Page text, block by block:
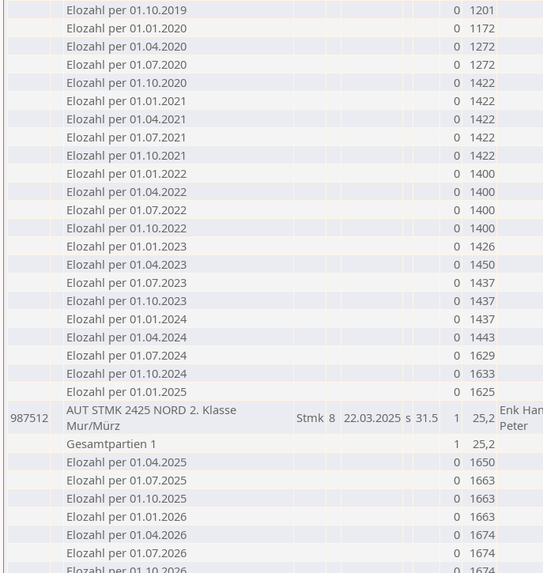
Elozahl per 01.10.2019
0
1201
Elozahl per 01.01.2020
0
1172
Elozahl per 01.04.2020
0
1272
Elozahl per 01.07.2020
0
1272
Elozahl per 01.10.2020
0
1422
Elozahl per 01.01.2021
0
1422
Elozahl per 01.04.2021
0
1422
Elozahl per 01.07.2021
0
1422
Elozahl per 01.10.2021
0
1422
Elozahl per 01.01.2022
0
1400
Elozahl per 01.04.2022
0
1400
Elozahl per 01.07.2022
0
1400
Elozahl per 01.10.2022
0
1400
Elozahl per 01.01.2023
0
1426
Elozahl per 01.04.2023
0
1450
Elozahl per 01.07.2023
0
1437
Elozahl per 01.10.2023
0
1437
Elozahl per 01.01.2024
0
1437
Elozahl per 01.04.2024
0
1443
Elozahl per 01.07.2024
0
1629
Elozahl per 01.10.2024
0
1633
Elozahl per 01.01.2025
0
1625
987512
AUT STMK 2425 NORD 2. Klasse
Mur/Mürz
Stmk 8 22.03.2025 s 31.5 1 25,2 Enk
Peter
Gesamtpartien 1
1
25,2
Elozahl per 01.04.2025
0
1650
Elozahl per 01.07.2025
0
1663
Elozahl per 01.10.2025
0
1663
Elozahl per 01.01.2026
0
1663
Elozahl per 01.04.2026
0
1674
Elozahl per 01.07.2026
0
1674